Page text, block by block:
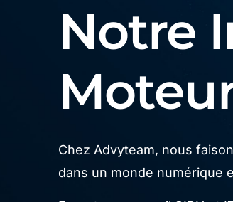
Notre
Chez Advyteam, nous
dans un monde numérique